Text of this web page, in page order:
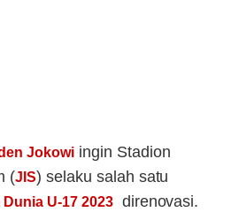
Jokowi ingin Stadion
(JIS) selaku salah satu
Dunia U-17 2023direnovasi.